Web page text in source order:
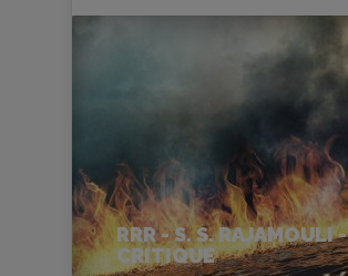
RRR - S. S. RAJAMOULI -
CRITIQUE